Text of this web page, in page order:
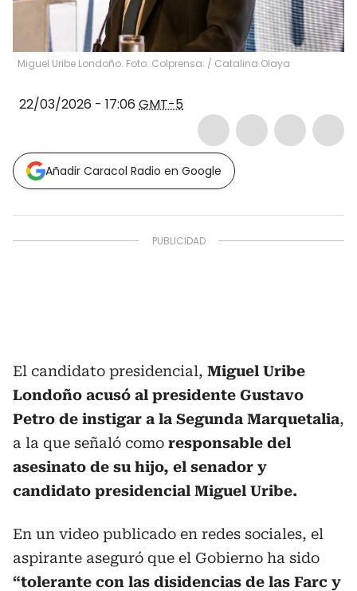
Miguel Uribe Londoño. Foto: Colprensa. / Catalina.Olaya
22/03/2026 - 17:06 GMT-5
Añadir Caracol Radio en Google
El candidato presidencial, Miguel Uribe
Londoño acusó al presidente Gustavo
Petro de instigar a la Segunda Marquetalia,
a la que señaló como responsable del
asesinato de su hijo, el senador y
candidato presidencial Miguel Uribe.
En un video publicado en redes sociales, el
aspirante aseguró que el Gobierno ha sido
“tolerante con las disidencias de las Farc y